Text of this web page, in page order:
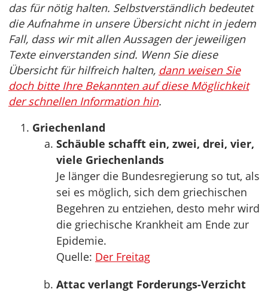
das für nötig halten. Selbstverständlich bedeutet
die Aufnahme in unsere Übersicht nicht in jedem
Fall, dass wir mit allen Aussagen der jeweiligen
Texte einverstanden sind. Wenn Sie diese
Übersicht für hilfreich halten, dann weisen Sie
doch bitte Ihre Bekannten auf diese Möglichkeit
der schnellen Information hin.
Griechenland
Schäuble schafft ein, zwei, drei, vier,
viele Griechenlands
Je länger die Bundesregierung so tut, als
sei es möglich, sich dem griechischen
Begehren zu entziehen, desto mehr wird
die griechische Krankheit am Ende zur
Epidemie.
Quelle: Der Freitag
Attac verlangt Forderungs-Verzicht